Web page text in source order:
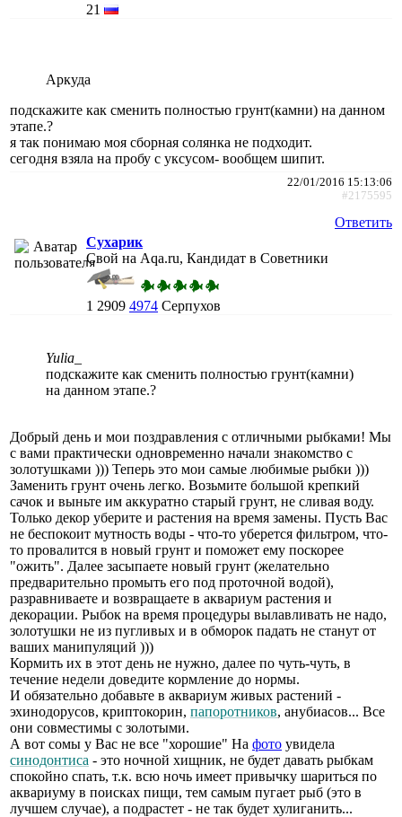
21
Аркуда
подскажите как сменить полностью грунт(камни) на данном
этапе.?
я так понимаю моя сборная солянка не подходит.
сегодня взяла на пробу с уксусом- вообщем шипит.
22/01/2016 15:13:06
#2175595
Ответить
Сухарик
Свой на Aqa.ru, Кандидат в Советники
1 2909 4974 Серпухов
Yulia_
подскажите как сменить полностью грунт(камни)
на данном этапе.?
Добрый день и мои поздравления с отличными рыбками! Мы
с вами практически одновременно начали знакомство с
золотушками ))) Теперь это мои самые любимые рыбки )))
Заменить грунт очень легко. Возьмите большой крепкий
сачок и выньте им аккуратно старый грунт, не сливая воду.
Только декор уберите и растения на время замены. Пусть Вас
не беспокоит мутность воды - что-то уберется фильтром, что-
то провалится в новый грунт и поможет ему поскорее
"ожить". Далее засыпаете новый грунт (желательно
предварительно промыть его под проточной водой),
разравниваете и возвращаете в аквариум растения и
декорации. Рыбок на время процедуры вылавливать не надо,
золотушки не из пугливых и в обморок падать не станут от
ваших манипуляций )))
Кормить их в этот день не нужно, далее по чуть-чуть, в
течение недели доведите кормление до нормы.
И обязательно добавьте в аквариум живых растений -
эхинодорусов, криптокорин, папоротников, анубиасов... Все
они совместимы с золотыми.
А вот сомы у Вас не все "хорошие" На фото увидела
синодонтиса - это ночной хищник, не будет давать рыбкам
спокойно спать, т.к. всю ночь имеет привычку шариться по
аквариуму в поисках пищи, тем самым пугает рыб (это в
лучшем случае), а подрастет - не так будет хулиганить...